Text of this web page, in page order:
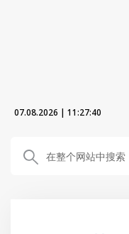
07.08.2026 | 11:27:42